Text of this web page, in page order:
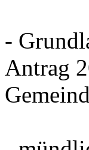
-
Antrag